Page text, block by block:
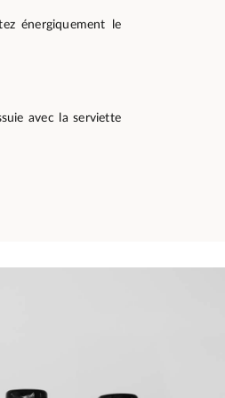
énergiquement le
avec la serviette